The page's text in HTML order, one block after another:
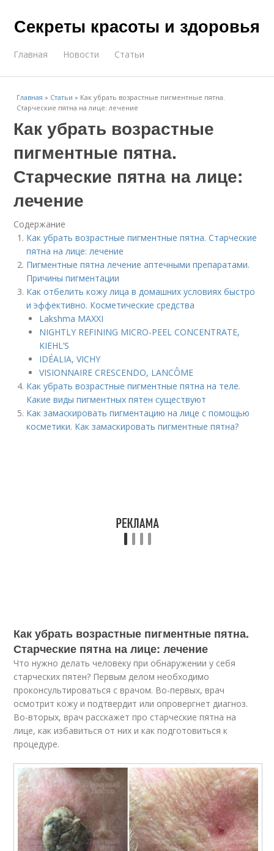
Секреты красоты и здоровья
Главная Новости Статьи
Главная » Статьи » Как убрать возрастные пигментные пятна.
Старческие пятна на лице: лечение
Как убрать возрастные
пигментные пятна.
Старческие пятна на лице:
лечение
Содержание
Как убрать возрастные пигментные пятна. Старческие
пятна на лице: лечение
Пигментные пятна лечение аптечными препаратами.
Причины пигментации
Как отбелить кожу лица в домашних условиях быстро
и эффективно. Косметические средства
Lakshma MAXXI
NIGHTLY REFINING MICRO-PEEL CONCENTRATE,
KIEHL’S
IDÉALIA, VICHY
VISIONNAIRE CRESCENDO, LANCÔME
Как убрать возрастные пигментные пятна на теле.
Какие виды пигментных пятен существуют
Как замаскировать пигментацию на лице с помощью
косметики. Как замаскировать пигментные пятна?
Как убрать возрастные пигментные пятна.
Старческие пятна на лице: лечение
Что нужно делать человеку при обнаружении у себя
старческих пятен? Первым делом необходимо
проконсультироваться с врачом. Во-первых, врач
осмотрит кожу и подтвердит или опровергнет диагноз.
Во-вторых, врач расскажет про старческие пятна на
лице, как избавиться от них и как подготовиться к
процедуре.